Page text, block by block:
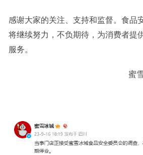
感谢大家的关注、支持和监督。食品
将继续努力，不负期待，为消费者提
服务。
蜜